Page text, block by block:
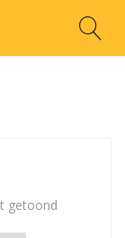
getoond